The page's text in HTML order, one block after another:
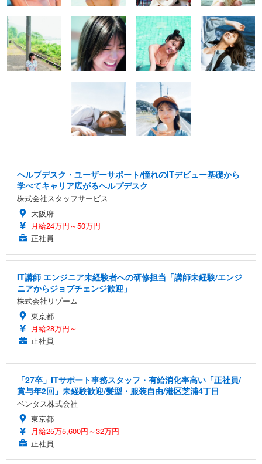
ヘルプデスク・ユーザーサポート/憧れのITデビュー基礎から
学べてキャリア広がるヘルプデスク
株式会社スタッフサービス
大阪府
月給24万円～50万円
正社員
IT講師 エンジニア未経験者への研修担当「講師未経験/エンジ
ニアからジョブチェンジ歓迎」
株式会社リゾーム
東京都
月給28万円～
正社員
「27卒」ITサポート事務スタッフ・有給消化率高い「正社員/
賞与年2回」未経験歓迎/髪型・服装自由/港区芝浦4丁目
ベンタス株式会社
東京都
月給25万5,600円～32万円
正社員